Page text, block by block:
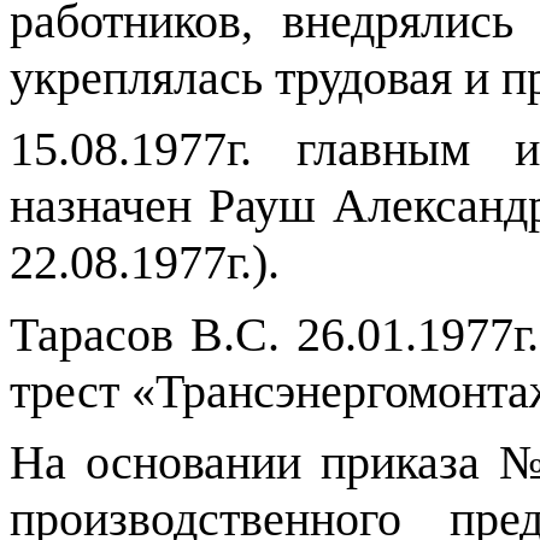
работников,
укреплялась трудовая и
15.08.1977г. главным
назначен Рауш
22.08.1977г.).
Тарасов В.С.
трест
На основании приказа
производственного